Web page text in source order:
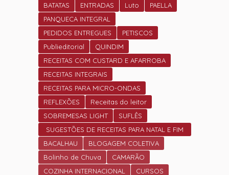
NOVO
BATATAS ENTRADAS Luto
PAELLA
PANQUECA INTEGRAL
PEDIDOS ENTREGUES
PETISCOS
Publieditorial
QUINDIM
RECEITAS COM CUSTARD E AFARROBA
RECEITAS INTEGRAIS
RECEITAS PARA MICRO-ONDAS
REFLEXÕES
Receitas do leitor
SOBREMESAS LIGHT
SUFLÊS
SUGESTÕES DE RECEITAS PARA NATAL E FIM
DE ANO.
BACALHAU
BLOGAGEM COLETIVA
Bolinho de Chuva
CAMARÃO
COZINHA INTERNACIONAL
CURSOS